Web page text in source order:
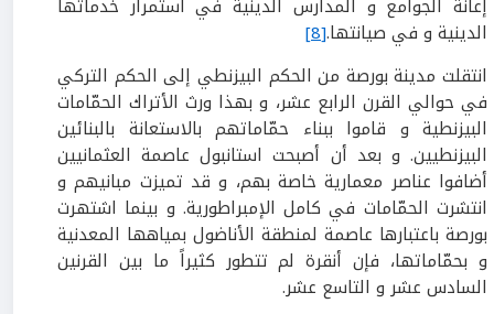
إعانة الجوامع و المدارس الدينية في استمرار خدماتها
الدينية و في صيانتها.[8]
انتقلت مدينة بورصة من الحكم البيزنطي إلى الحكم التركي
في حوالي القرن الرابع عشر، و بهذا ورث الأتراك الحمّامات
البيزنطية و قاموا ببناء حمّاماتهم بالاستعانة بالبنائين
البيزنطيين. و بعد أن أصبحت استانبول عاصمة العثمانيين
أضافوا عناصر معمارية خاصة بهم، و قد تميزت مبانيهم و
انتشرت الحمّامات في كامل الإمبراطورية. و بينما اشتهرت
بورصة باعتبارها عاصمة لمنطقة الأناضول بمياهها المعدنية
و بحمّاماتها، فإن أنقرة لم تتطور كثيراً ما بين القرنين
السادس عشر و التاسع عشر.